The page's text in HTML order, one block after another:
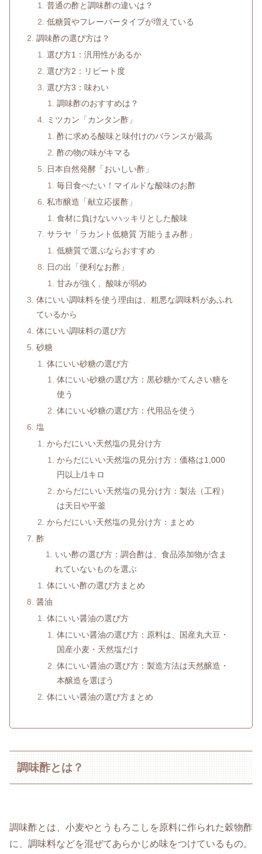
普通の酢と調味酢の違いは？
低糖質やフレーバータイプが増えている
調味酢の選び方は？
選び方1：汎用性があるか
選び方2：リピート度
選び方3：味わい
調味酢のおすすめは？
ミツカン「カンタン酢」
酢に求める酸味と味付けのバランスが最高
酢の物の味がキマる
日本自然発酵「おいしい酢」
毎日食べたい！マイルドな酸味のお酢
私市醸造「献立応援酢」
食材に負けないハッキリとした酸味
サラヤ「ラカント低糖質 万能うまみ酢」
低糖質で選ぶならおすすめ
日の出「便利なお酢」
甘みが強く、酸味が弱め
体にいい調味料を使う理由は、粗悪な調味料があふれ
ているから
体にいい調味料の選び方
砂糖
体にいい砂糖の選び方
体にいい砂糖の選び方：黒砂糖かてんさい糖を
使う
体にいい砂糖の選び方：代用品を使う
塩
からだにいい天然塩の見分け方
からだにいい天然塩の見分け方：価格は1,000
円以上/1キロ
からだにいい天然塩の見分け方：製法（工程）
は天日や平釜
からだにいい天然塩の見分け方：まとめ
酢
いい酢の選び方：調合酢は、食品添加物が含ま
れていないものを選ぶ
体にいい酢の選び方まとめ
醤油
体にいい醤油の選び方
体にいい醤油の選び方：原料は、国産丸大豆・
国産小麦・天然塩だけ
体にいい醤油の選び方：製造方法は天然醸造・
本醸造を選ぼう
体にいい醤油の選び方まとめ
調味酢とは？
調味酢とは、小麦やとうもろこしを原料に作られた穀物酢
に、調味料などを混ぜてあらかじめ味をつけているもの。